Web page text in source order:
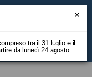
EN
tra il 31 luglio e il
da lunedì 24 agosto.